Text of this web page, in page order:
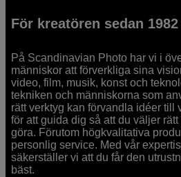
För kreatören sedan 1982
På Scandinavian Photo har vi i
människor att förverkliga sina
video, film, musik, konst och
tekniken och människorna som
rätt verktyg kan förvandla idéer till
för att guida dig så att du väljer rätt
göra. Förutom högkvalitativa
personlig service. Med vår
säkerställer vi att du får den
bäst.